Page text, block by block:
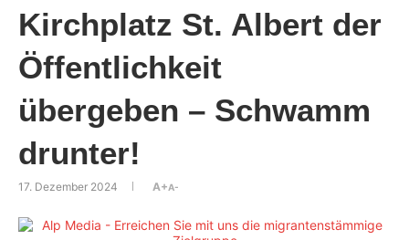
Kirchplatz St. Albert der
Öffentlichkeit
übergeben – Schwamm
drunter!
17. Dezember 2024 A+A-